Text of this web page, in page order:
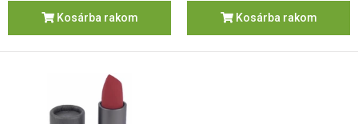
Kosárba rakom Kosárba rakom